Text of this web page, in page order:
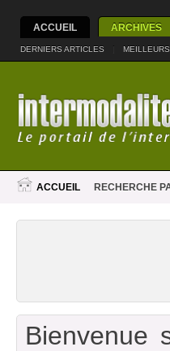
ACCUEIL ARCHIVES
DERNIERS ARTICLES |
ACCUEIL RECHERCHE
Bienvenue